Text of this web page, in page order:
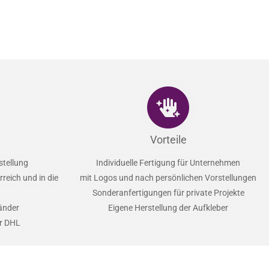
und in die
Vorteile
Individuelle Fertigung für Unternehmen
mit Logos und nach persönlichen Vorstellungen
Sonderanfertigungen für private Projekte
Eigene Herstellung der Aufkleber